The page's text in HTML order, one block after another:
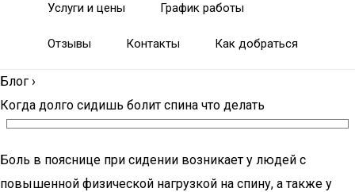
Услуги и цены График работы
Отзывы Контакты Как добраться
Блог ›
Когда долго сидишь болит спина что делать
Боль в пояснице при сидении возникает у людей с
повышенной физической нагрузкой на спину, а также у